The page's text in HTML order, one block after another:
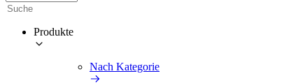
Produkte
Nach Kategorie